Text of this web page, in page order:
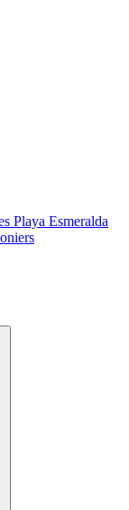
Playa Esmeralda